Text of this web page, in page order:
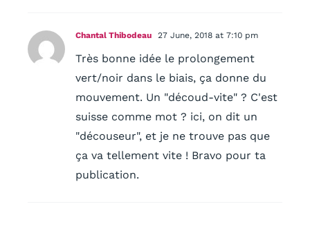
Chantal Thibodeau 27 June, 2018 at 7:10 pm
Très bonne idée le prolongement
vert/noir dans le biais, ça donne du
mouvement. Un "découd-vite" ? C'est
suisse comme mot ? ici, on dit un
"découseur", et je ne trouve pas que
ça va tellement vite ! Bravo pour ta
publication.